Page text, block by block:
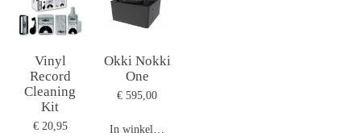
Vinyl
Record
Cleaning
Kit
€ 20,95
Okki Nokki
One
€ 595,00
In winkelwagen